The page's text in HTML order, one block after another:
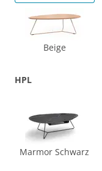
Beige
HPL
Marmor Schwarz